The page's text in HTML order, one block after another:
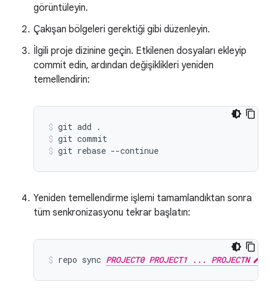
görüntüleyin.
Çakışan bölgeleri gerektiği gibi düzenleyin.
İlgili proje dizinine geçin. Etkilenen dosyaları ekleyip
commit edin, ardından değişiklikleri yeniden
temellendirin:
git add .
git commit
git rebase --continue
Yeniden temellendirme işlemi tamamlandıktan sonra
tüm senkronizasyonu tekrar başlatın:
repo sync PROJECT0 PROJECT1 ... PROJECTN